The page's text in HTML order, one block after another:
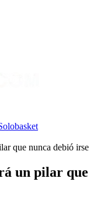
que nunca debió irse
un pilar que